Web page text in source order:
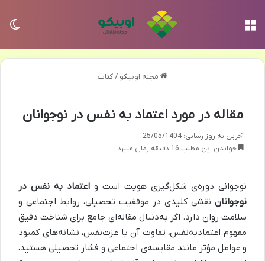
مجله اوبیکو /کتاب
مقاله در مورد اعتماد به نفس در نوجوانان
آخرین به روز رسانی: 25/05/1404
خواندن این مطلب 16 دقیقه زمان میبرد
نوجوانی دوره‌ی شکل‌گیری هویت است و اعتماد به نفس در
نوجوانان نقشی کلیدی در موفقیت تحصیلی، روابط اجتماعی و
سلامت روان دارد. اگر به‌دنبال مقاله‌ای جامع برای شناخت دقیق
مفهوم اعتمادبه‌نفس، تفاوت آن با عزت‌نفس، نشانه‌های کمبود
و عوامل مؤثر مانند مقایسه‌ی اجتماعی و فشار تحصیلی هستید،